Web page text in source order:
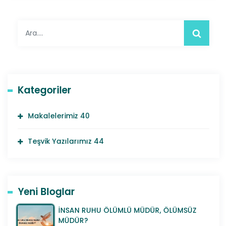
Kategoriler
Makalelerimiz 40
Teşvik Yazılarımız 44
Yeni Bloglar
İNSAN RUHU ÖLÜMLÜ MÜDÜR, ÖLÜMSÜZ
MÜDÜR?